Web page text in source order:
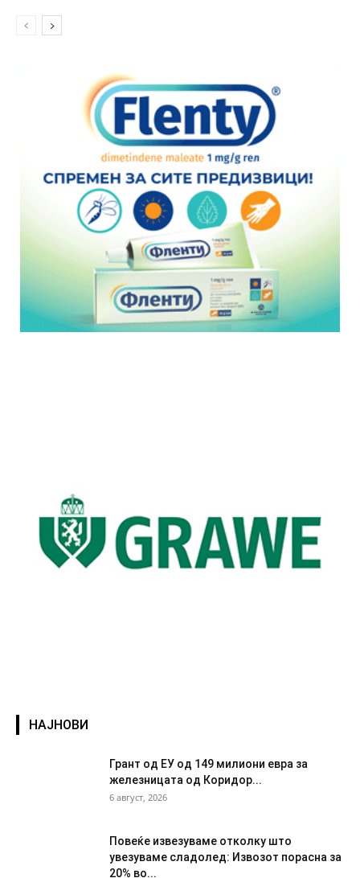
НАЈНОВИ
Грант од ЕУ од 149 милиони евра за
железницата од Коридор...
6 август, 2026
Повеќе извезуваме отколку што
увезуваме сладолед: Извозот порасна за
20% во...